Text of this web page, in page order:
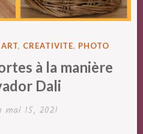
ART, CREATIVITE, PHOTO
à la manière
Dali
mai 15, 2021